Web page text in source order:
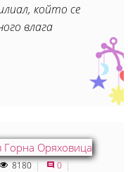
който се
влага
8180 0